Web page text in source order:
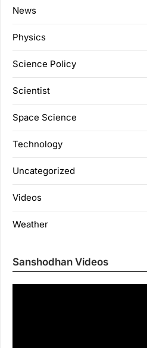
News
Physics
Science Policy
Scientist
Space Science
Technology
Uncategorized
Videos
Weather
Sanshodhan Videos